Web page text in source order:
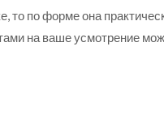
то по форме она
на ваше усмотрение